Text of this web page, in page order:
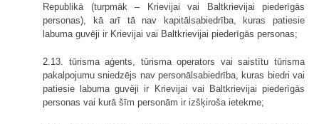
Republikā (turpmāk – Krievijai vai Baltkrievijai piederīgās
personas), kā arī tā nav kapitālsabiedrība, kuras patiesie
labuma guvēji ir Krievijai vai Baltkrievijai piederīgās personas;
2.13. tūrisma aģents, tūrisma operators vai saistītu tūrisma
pakalpojumu sniedzējs nav personālsabiedrība, kuras biedri vai
patiesie labuma guvēji ir Krievijai vai Baltkrievijai piederīgās
personas vai kurā šīm personām ir izšķiroša ietekme;